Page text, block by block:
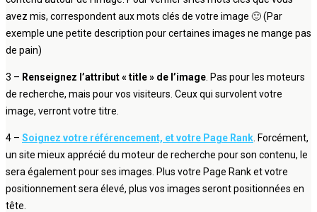
avez mis, correspondent aux mots clés de votre image 🙂 (Par
exemple une petite description pour certaines images ne mange pas
de pain)
3 – Renseignez l’attribut « title » de l’image . Pas pour les moteurs
de recherche, mais pour vos visiteurs. Ceux qui survolent votre
image, verront votre titre.
4 – Soignez votre référencement, et votre Page Rank . Forcément,
un site mieux apprécié du moteur de recherche pour son contenu, le
sera également pour ses images. Plus votre Page Rank et votre
positionnement sera élevé, plus vos images seront positionnées en
tête.